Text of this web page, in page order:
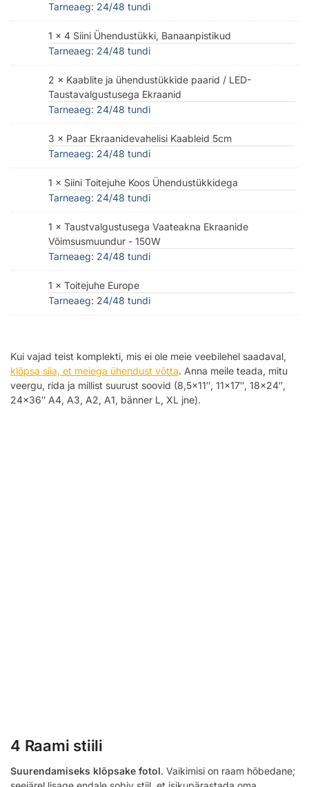
Tarneaeg: 24/48 tundi
1 × 4 Siini Ühendustükki, Banaanpistikud
Tarneaeg: 24/48 tundi
2 × Kaablite ja ühendustükkide paarid / LED-
Taustavalgustusega Ekraanid
Tarneaeg: 24/48 tundi
3 × Paar Ekraanidevahelisi Kaableid 5cm
Tarneaeg: 24/48 tundi
1 × Siini Toitejuhe Koos Ühendustükkidega
Tarneaeg: 24/48 tundi
1 × Taustvalgustusega Vaateakna Ekraanide
Võimsusmuundur - 150W
Tarneaeg: 24/48 tundi
1 × Toitejuhe Europe
Tarneaeg: 24/48 tundi
Kui vajad teist komplekti, mis ei ole meie veebilehel saadaval,
klõpsa siia, et meiega ühendust võtta. Anna meile teada, mitu
veergu, rida ja millist suurust soovid (8,5×11″, 11×17″, 18×24″,
24×36″ A4, A3, A2, A1, bänner L, XL jne).
4 Raami stiili
Suurendamiseks klõpsake fotol. Vaikimisi on raam hõbedane;